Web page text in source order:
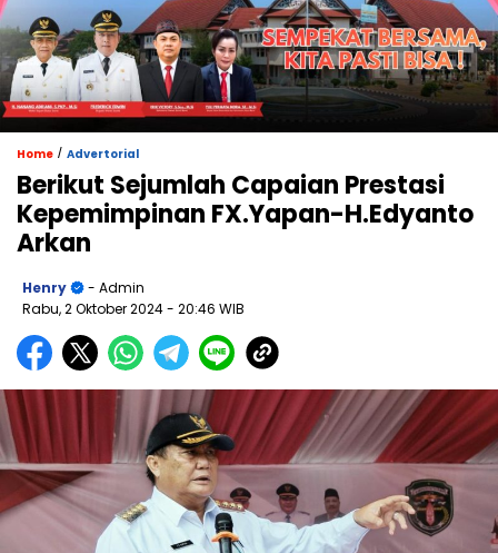
Home / Advertorial
Berikut Sejumlah Capaian Prestasi
Kepemimpinan FX.Yapan-H.Edyanto
Arkan
Henry
- Admin
Rabu, 2 Oktober 2024- 20:46 WIB